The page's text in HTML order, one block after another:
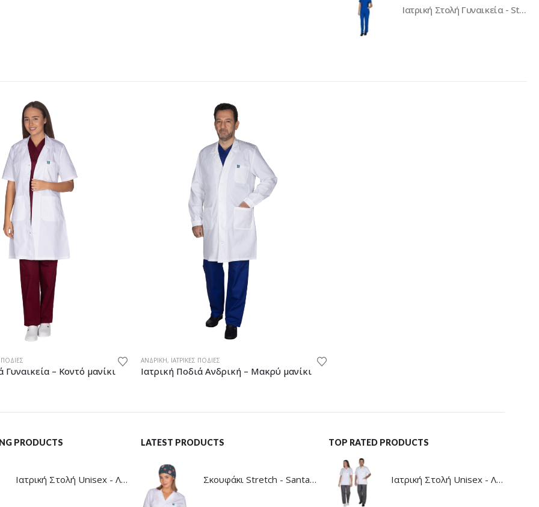
Ιατρική Στολή Γυναικεία - Stretch - Μπλε
ΠΟΔΙΈΣ
Γυναικεία – Κοντό μανίκι
ΑΝΔΡΙΚΉ, ΙΑΤΡΙΚΈΣ ΠΟΔΙΈΣ
Ιατρική Ποδιά Ανδρική – Μακρύ μανίκι
PRODUCTS
Ιατρική Στολή Unisex - Λευκό - Γκρί
LATEST PRODUCTS
Σκουφάκι Stretch - Santa Claus
TOP RATED PRODUCTS
Ιατρική Στολή Unisex - Λευκό - Γκρί